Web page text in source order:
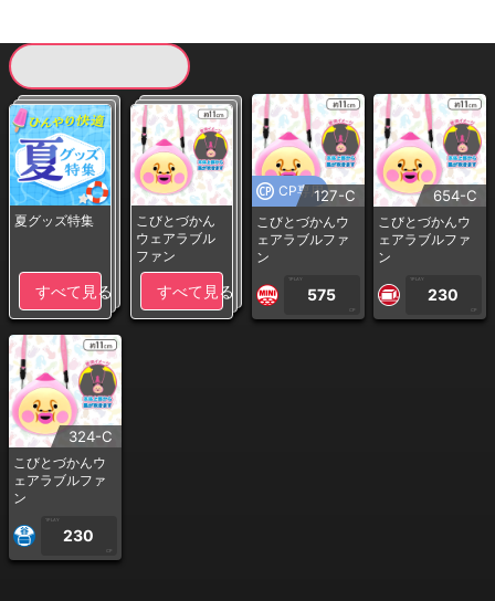
夏グッズ特集
すべて見る
こびとづかん
ウェアラブル
ファン
すべて見る
CP専用127-C
こびとづかんウ
ェアラブルファ
ン
1PLAY
575
CP
654-C
こびとづかんウ
ェアラブルファ
ン
1PLAY
230
CP
324-C
こびとづかんウ
ェアラブルファ
ン
1PLAY
230
CP